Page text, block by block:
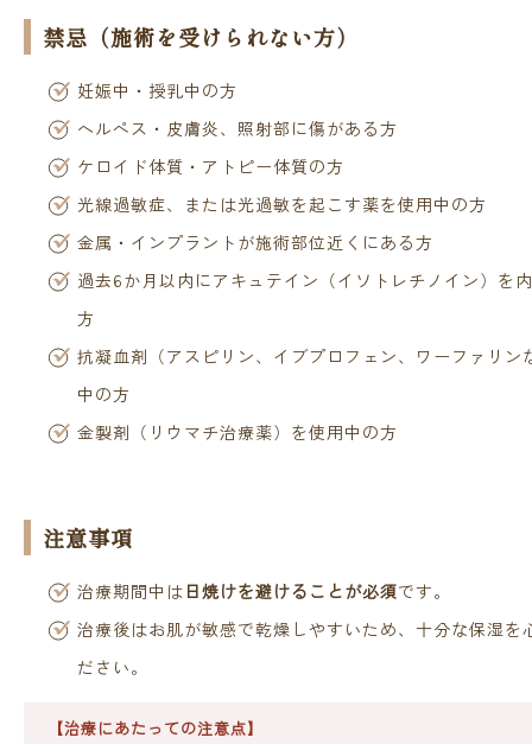
禁忌（施術を受けられない方）
妊娠中・授乳中の方
ヘルペス・皮膚炎、照射部に傷がある方
ケロイド体質・アトピー体質の方
光線過敏症、または光過敏を起こす薬を使用中の方
金属・インプラントが施術部位近くにある方
過去6か月以内にアキュテイン（イソトレチノイン）を
方
抗凝血剤（アスピリン、イブプロフェン、ワーファリン
中の方
金製剤（リウマチ治療薬）を使用中の方
注意事項
治療期間中は 日焼けを避けることが必須です。
治療後はお肌が敏感で乾燥しやすいため、十分な保湿を
ださい。
【治療にあたっての注意点】